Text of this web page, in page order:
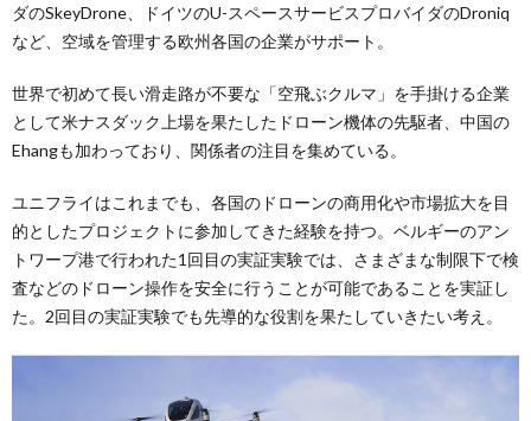
ダのSkeyDrone、ドイツのU-スペースサービスプロバイダのDroniq
など、空域を管理する欧州各国の企業がサポート。
世界で初めて長い滑走路が不要な「空飛ぶクルマ」を手掛ける企業
として米ナスダック上場を果たしたドローン機体の先駆者、中国の
Ehangも加わっており、関係者の注目を集めている。
ユニフライはこれまでも、各国のドローンの商用化や市場拡大を目
的としたプロジェクトに参加してきた経験を持つ。ベルギーのアン
トワープ港で行われた1回目の実証実験では、さまざまな制限下で検
査などのドローン操作を安全に行うことが可能であることを実証し
た。2回目の実証実験でも先導的な役割を果たしていきたい考え。